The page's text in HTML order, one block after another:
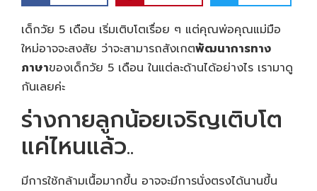
เด็กวัย 5 เดือน เริ่มเติบโตเรื่อย ๆ แต่คุณพ่อคุณแม่มือ
ใหม่อาจจะสงสัย ว่าจะสามารถสังเกตพัฒนาการทาง
ภาษาของเด็กวัย 5 เดือน ในแต่ละด้านได้อย่างไร เรามาดู
กันเลยค่ะ
ร่างกายลูกน้อยเจริญเติบโต
แค่ไหนแล้ว..
มีการใช้กล้ามเนื้อมากขึ้น อาจจะมีการนั่งตรงได้นานขึ้น